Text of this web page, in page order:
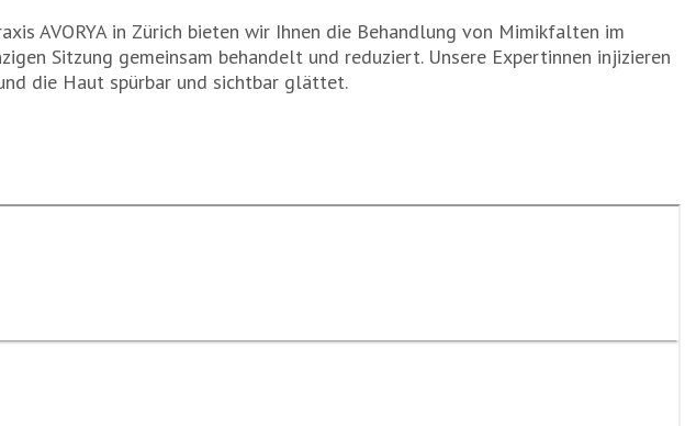
AVORYA in Zürich bieten wir Ihnen die Behandlung von Mimikfalten im
Sitzung gemeinsam behandelt und reduziert. Unsere Expertinnen injizieren
die Haut spürbar und sichtbar glättet.